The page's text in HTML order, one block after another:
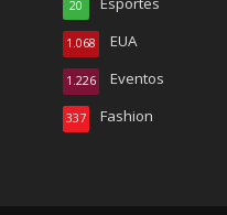
20
EUA
1.068
Eventos
1.226
Fashion
337